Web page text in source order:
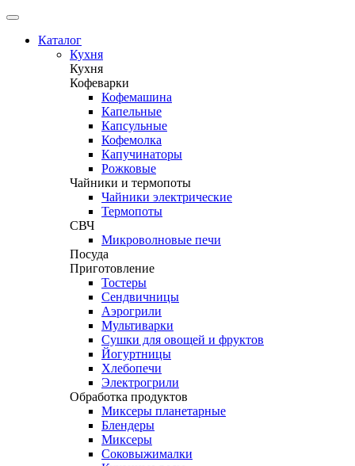
Каталог
Кухня
Кухня
Кофеварки
Кофемашина
Капельные
Капсульные
Кофемолка
Капучинаторы
Рожковые
Чайники и термопоты
Чайники электрические
Термопоты
СВЧ
Микроволновые печи
Посуда
Приготовление
Тостеры
Сендвичницы
Аэрогрили
Мультиварки
Сушки для овощей и фруктов
Йогуртницы
Хлебопечи
Электрогрили
Обработка продуктов
Миксеры планетарные
Блендеры
Миксеры
Соковыжималки